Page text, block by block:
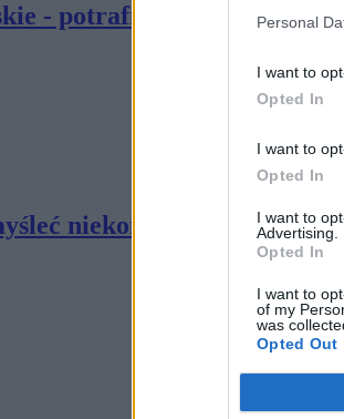
Personal
I want to
Opted In
I want to
Opted In
I want to
Advertising.
Opted In
I want to
of my
was
Opted Out
- potrafisz je dokończyć?
niekonwencjonalnie?